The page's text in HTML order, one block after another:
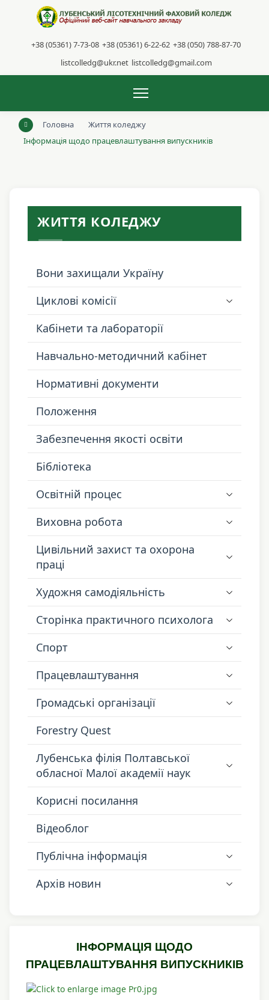
+38 (05361) 7-73-08 +38 (05361) 6-22-62 +38 (050) 788-87-70
listcolledg@ukr.net listcolledg@gmail.com
Головна
Життя коледжу
Інформація щодо працевлаштування випускників
ЖИТТЯ КОЛЕДЖУ
Вони захищали Україну
Циклові комісії
Кабінети та лабораторії
Навчально-методичний кабінет
Нормативні документи
Положення
Забезпечення якості освіти
Бібліотека
Освітній процес
Виховна робота
Цивільний захист та охорона
праці
Художня самодіяльність
Сторінка практичного психолога
Спорт
Працевлаштування
Громадські організації
Forestry Quest
Лубенська філія Полтавської
обласної Малої академії наук
Корисні посилання
Відеоблог
Публічна інформація
Архів новин
ІНФОРМАЦІЯ ЩОДО
ПРАЦЕВЛАШТУВАННЯ ВИПУСКНИКІВ